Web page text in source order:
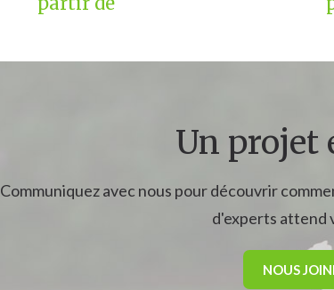
Un projet
Communiquez avec nous pour découvrir
d'experts attend
NOUS